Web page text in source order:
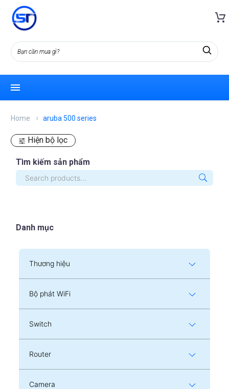
Home aruba 500 series
Hiện bộ lọc
Tìm kiếm sản phẩm
Danh mục
Thương hiệu
Bộ phát WiFi
Switch
Router
Camera